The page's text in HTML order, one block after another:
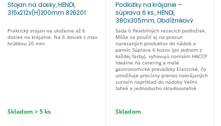
Stojan na dosky, HENDI,
315x212x(H)200mm 826201
Praktický stojan na uloženie až 6
dosiek na krájanie. Na 6 dosiek s max.
hrúbkou 20 mm.
Skladom > 5 ks
Podložky na krájanie –
súprava 6 ks., HENDI,
380x305mm, Obdĺžnikový
826300
Sada 6 flexibilných rezacích podložiek.
Môže sa použiť aj na presun
narezaných produktov do nádob a
panvíc Súprava 6 kusov (po jednom z
každej farby), vyhovujú normám HACCP
Ideálne na catering a malé
gastronomické prevádzky Elastické, čo
umožňuje precízny prenos nakrájaných
surovín napríklad do nádoby Veľmi
ľahké a jednoducho skladovateľné
Skladom